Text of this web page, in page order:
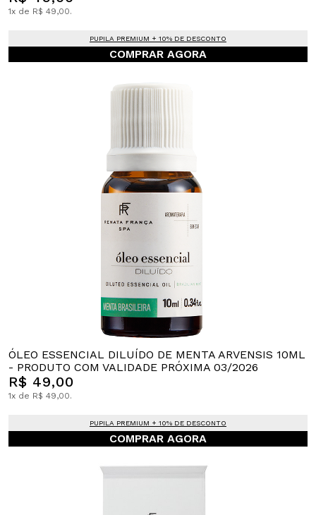
1x de R$ 49,00.
PUPILA PREMIUM + 10% DE DESCONTO
COMPRAR AGORA
ÓLEO ESSENCIAL DILUÍDO DE MENTA ARVENSIS 10ML
- PRODUTO COM VALIDADE PRÓXIMA 03/2026
R$ 49,00
1x de R$ 49,00.
PUPILA PREMIUM + 10% DE DESCONTO
COMPRAR AGORA